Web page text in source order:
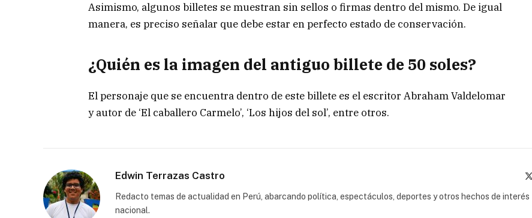
Asimismo, algunos billetes se muestran sin sellos o firmas dentro del mismo. De igual
manera, es preciso señalar que debe estar en perfecto estado de conservación.
¿Quién es la imagen del antiguo billete de 50 soles?
El personaje que se encuentra dentro de este billete es el escritor Abraham Valdelomar
y autor de ‘El caballero Carmelo’, ‘Los hijos del sol’, entre otros.
Edwin Terrazas Castro
Redacto temas de actualidad en Perú, abarcando política, espectáculos, deportes y otros hechos de interés
nacional.